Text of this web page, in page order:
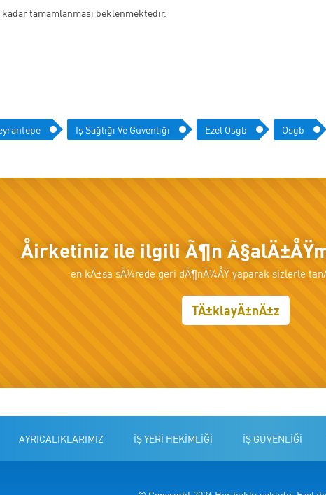
tamamlanması beklenmektedir.
Iş Sağlığı Ve Güvenliği Ezel Osgb Osgb
Åirketiniz ile ilgili Ã¶n
en kÄ±sa sÃ¼rede geri dÃ¶nÃ¼ÅŸ yaparak sizlerle
TÄ±klayÄ±nÄ±z
AYRICALIKLARIMIZ İŞ YERİ HEKİMLİĞİ İŞ GÜVENLİĞİ